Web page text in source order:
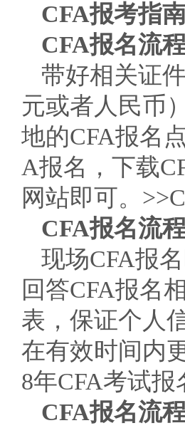
CFA报考指
CFA报名流
带好相关证
元或者人民币
地的CFA报名
A报名，下载
网站即可。
CFA报名流
现场CFA报
回答CFA报名
表，保证个人
在有效时间内
8年CFA考试
CFA报名流